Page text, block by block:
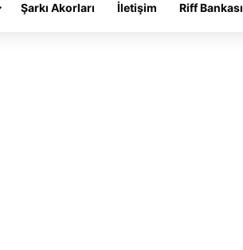
Şarkı Akorları İletişim Riff Bankası